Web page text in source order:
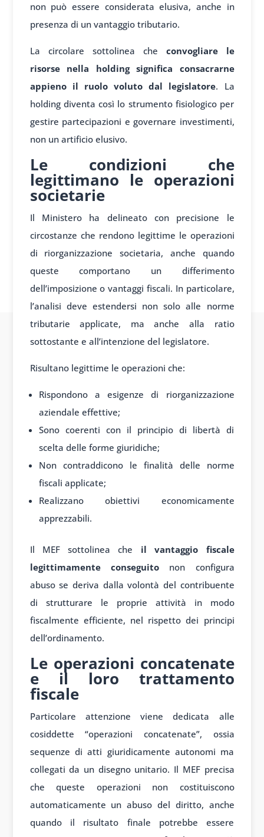
non può essere considerata elusiva, anche in
presenza di un vantaggio tributario.
La circolare sottolinea che convogliare le
risorse nella holding significa consacrarne
appieno il ruolo voluto dal legislatore. La
holding diventa così lo strumento fisiologico per
gestire partecipazioni e governare investimenti,
non un artificio elusivo.
Le condizioni che
legittimano le operazioni
societarie
Il Ministero ha delineato con precisione le
circostanze che rendono legittime le operazioni
di riorganizzazione societaria, anche quando
queste comportano un differimento
dell’imposizione o vantaggi fiscali. In particolare,
l’analisi deve estendersi non solo alle norme
tributarie applicate, ma anche alla ratio
sottostante e all’intenzione del legislatore.
Risultano legittime le operazioni che:
Rispondono a esigenze di riorganizzazione
aziendale effettive;
Sono coerenti con il principio di libertà di
scelta delle forme giuridiche;
Non contraddicono le finalità delle norme
fiscali applicate;
Realizzano obiettivi economicamente
apprezzabili.
Il MEF sottolinea che il vantaggio fiscale
legittimamente conseguitonon configura
abuso se deriva dalla volontà del contribuente
di strutturare le proprie attività in modo
fiscalmente efficiente, nel rispetto dei principi
dell’ordinamento.
Le operazioni concatenate
e il loro trattamento
fiscale
Particolare attenzione viene dedicata alle
cosiddette “operazioni concatenate”, ossia
sequenze di atti giuridicamente autonomi ma
collegati da un disegno unitario. Il MEF precisa
che queste operazioni non costituiscono
automaticamente un abuso del diritto, anche
quando il risultato finale potrebbe essere